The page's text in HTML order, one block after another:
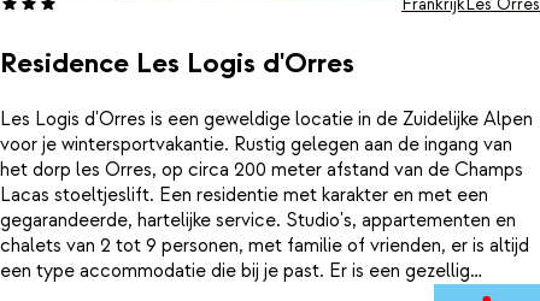
Residence Les Logis d'Orres
FrankrijkLes Orres
Les Logis d'Orres is een geweldige locatie in de Zuidelijke Alpen
voor je wintersportvakantie. Rustig gelegen aan de ingang van
het dorp les Orres, op circa 200 meter afstand van de Champs
Lacas stoeltjeslift. Een residentie met karakter en met een
gegarandeerde, hartelijke service. Studio's, appartementen en
chalets van 2 tot 9 personen, met familie of vrienden, er is altijd
een type accommodatie die bij je past. Er is een gezellig
bar/restaurant genaamd Le Carnotz’Kfé, waar je na een dag in de